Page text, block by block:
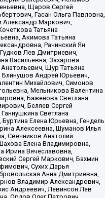
Щаров Сергей
Гасан Ольга Павловна,
Александр Маркович,
Татьяна
Акимова Татьяна
Рачинский Ян
Лев Дмитриевич,
Васильевна, Захарова
Щур Татьяна
Андрей Юрьевич,
Михайлович, Симонов
Мельникова Валентина
Баженова Светлана
Беляев Сергей
Светлана
Елена Юрьевна, Гендель
Алексеевна, Шуманов Илья
Свечников Анатолий
Елена Владимировна,
Ирина Вячеславовна,
Сергей Маркович, Бахмин
Сухих Дарья
Анна Дмитриевна,
Владимир Александрович,
Андреевич, Левинсон Лев